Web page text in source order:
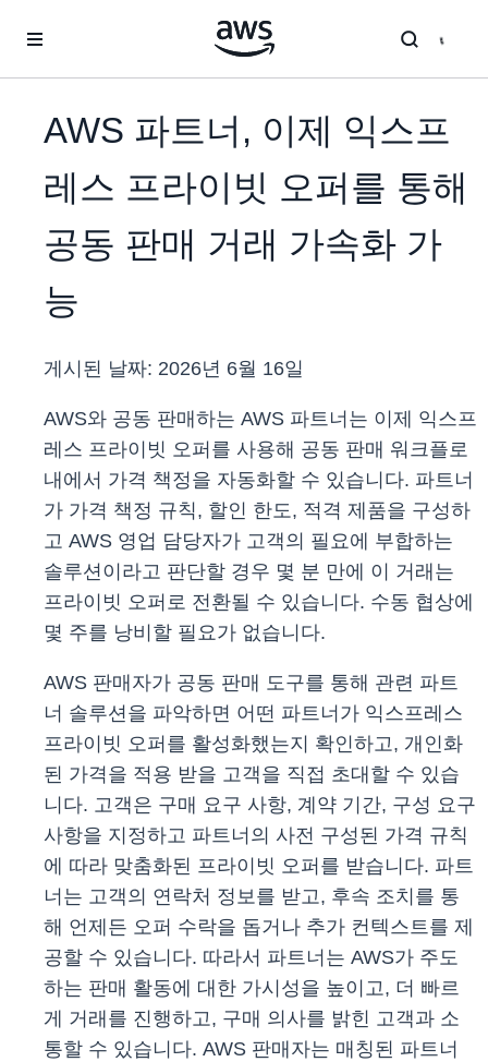
AWS 파트너, 이제 익스프
레스 프라이빗 오퍼를 통해
공동 판매 거래 가속화 가
능
게시된 날짜: 2026년 6월 16일
AWS와 공동 판매하는 AWS 파트너는 이제 익스프
레스 프라이빗 오퍼를 사용해 공동 판매 워크플로
내에서 가격 책정을 자동화할 수 있습니다. 파트너
가 가격 책정 규칙, 할인 한도, 적격 제품을 구성하
고 AWS 영업 담당자가 고객의 필요에 부합하는
솔루션이라고 판단할 경우 몇 분 만에 이 거래는
프라이빗 오퍼로 전환될 수 있습니다. 수동 협상에
몇 주를 낭비할 필요가 없습니다.
AWS 판매자가 공동 판매 도구를 통해 관련 파트
너 솔루션을 파악하면 어떤 파트너가 익스프레스
프라이빗 오퍼를 활성화했는지 확인하고, 개인화
된 가격을 적용 받을 고객을 직접 초대할 수 있습
니다. 고객은 구매 요구 사항, 계약 기간, 구성 요구
사항을 지정하고 파트너의 사전 구성된 가격 규칙
에 따라 맞춤화된 프라이빗 오퍼를 받습니다. 파트
너는 고객의 연락처 정보를 받고, 후속 조치를 통
해 언제든 오퍼 수락을 돕거나 추가 컨텍스트를 제
공할 수 있습니다. 따라서 파트너는 AWS가 주도
하는 판매 활동에 대한 가시성을 높이고, 더 빠르
게 거래를 진행하고, 구매 의사를 밝힌 고객과 소
통할 수 있습니다. AWS 판매자는 매칭된 파트너